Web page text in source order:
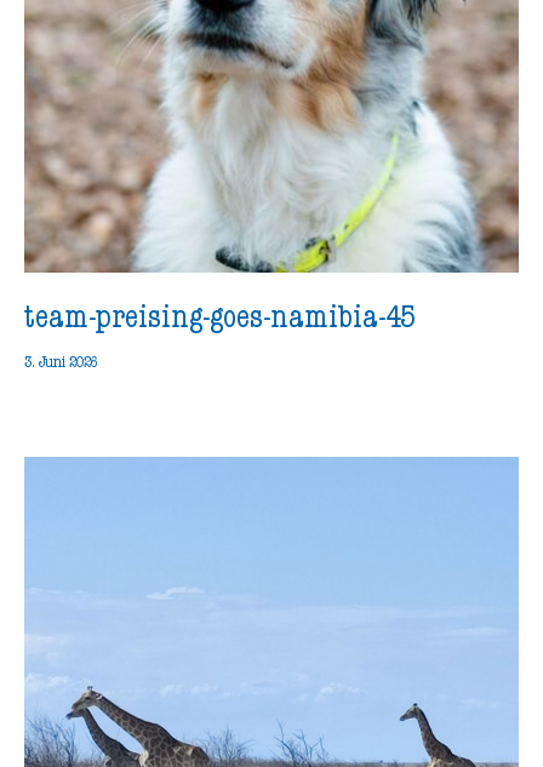
team-preising-goes-namibia-45
3. Juni 2026